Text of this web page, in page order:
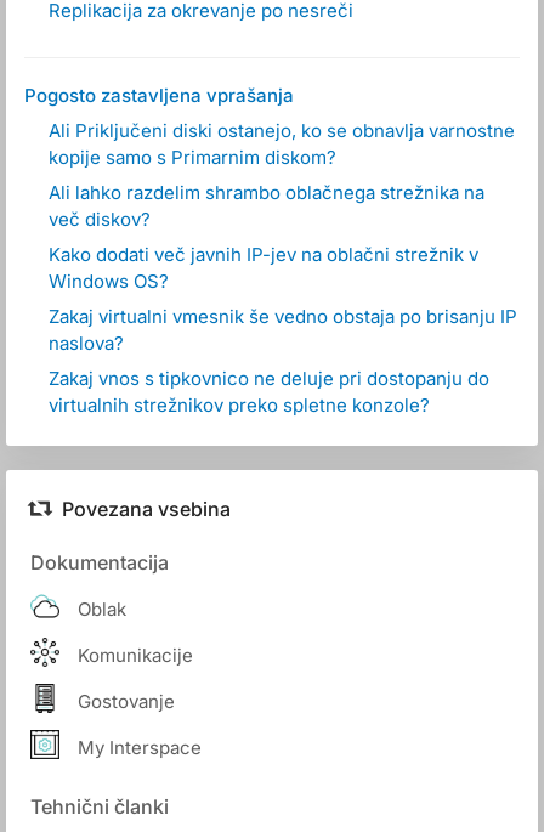
Replikacija za okrevanje po nesreči
Pogosto zastavljena vprašanja
Ali Priključeni diski ostanejo, ko se obnavlja varnostne
kopije samo s Primarnim diskom?
Ali lahko razdelim shrambo oblačnega strežnika na
več diskov?
Kako dodati več javnih IP-jev na oblačni strežnik v
Windows OS?
Zakaj virtualni vmesnik še vedno obstaja po brisanju IP
naslova?
Zakaj vnos s tipkovnico ne deluje pri dostopanju do
virtualnih strežnikov preko spletne konzole?
Povezana vsebina
Dokumentacija
Oblak
Komunikacije
Gostovanje
My Interspace
Tehnični članki